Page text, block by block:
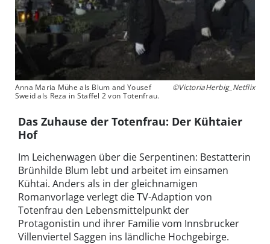
Anna Maria Mühe als Blum and Yousef
Sweid als Reza in Staffel 2 von Totenfrau.
©VictoriaHerbig_Netflix
Das Zuhause der Totenfrau: Der Kühtaier
Hof
Im Leichenwagen über die Serpentinen: Bestatterin
Brünhilde Blum lebt und arbeitet im einsamen
Kühtai. Anders als in der gleichnamigen
Romanvorlage verlegt die TV-Adaption von
Totenfrau den Lebensmittelpunkt der
Protagonistin und ihrer Familie vom Innsbrucker
Villenviertel Saggen ins ländliche Hochgebirge.